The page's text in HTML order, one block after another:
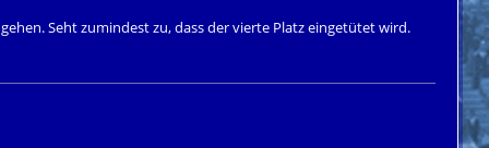
Seht zumindest zu, dass der vierte Platz eingetütet wird.